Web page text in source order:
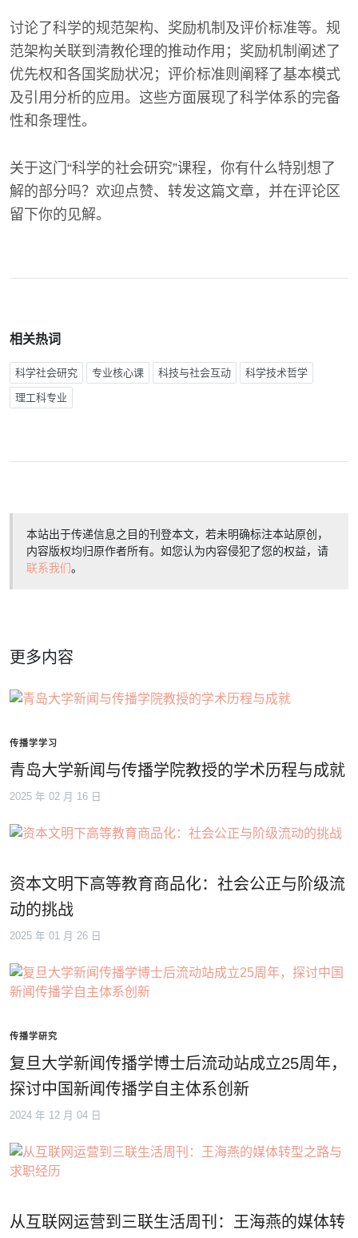
讨论了科学的规范架构、奖励机制及评价标准等。规
范架构关联到清教伦理的推动作用；奖励机制阐述了
优先权和各国奖励状况；评价标准则阐释了基本模式
及引用分析的应用。这些方面展现了科学体系的完备
性和条理性。
关于这门“科学的社会研究”课程，你有什么特别想了
解的部分吗？欢迎点赞、转发这篇文章，并在评论区
留下你的见解。
相关热词
科学社会研究 专业核心课 科技与社会互动 科学技术哲学
理工科专业
本站出于传递信息之目的刊登本文，若未明确标注本站原创，
内容版权均归原作者所有。如您认为内容侵犯了您的权益，请
联系我们。
更多内容
传播学学习
青岛大学新闻与传播学院教授的学术历程与成就
2025 年 02 月 16 日
资本文明下高等教育商品化：社会公正与阶级流
动的挑战
2025 年 01 月 26 日
传播学研究
复旦大学新闻传播学博士后流动站成立25周年，
探讨中国新闻传播学自主体系创新
2024 年 12 月 04 日
从互联网运营到三联生活周刊：王海燕的媒体转